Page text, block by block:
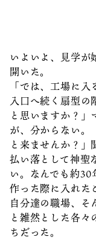
いよいよ、見学が
開いた。
「では、工場に
入口へ続く扇型の
と思いますか？」
が、分からない。
と来ませんか？
払い落として神聖
い。なんでも約
作った際に入れた
自分達の職場、
と雑然とした各々
ちだった。